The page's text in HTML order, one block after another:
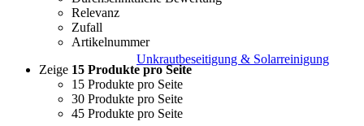
Unkrautbeseitigung & Solarreinigung
Relevanz
Zufall
Artikelnummer
Zeige 15 Produkte pro Seite
15 Produkte pro Seite
30 Produkte pro Seite
45 Produkte pro Seite